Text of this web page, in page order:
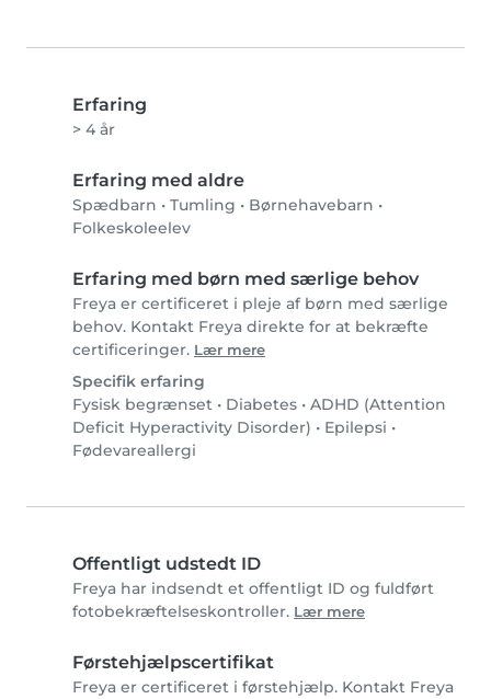
Erfaring
> 4 år
Erfaring med aldre
Spædbarn • Tumling • Børnehavebarn •
Folkeskoleelev
Erfaring med børn med særlige behov
Freya er certificeret i pleje af børn med særlige
behov. Kontakt Freya direkte for at bekræfte
certificeringer. Lær mere
Specifik erfaring
Fysisk begrænset • Diabetes • ADHD (Attention
Deficit Hyperactivity Disorder) • Epilepsi •
Fødevareallergi
Offentligt udstedt ID
Freya har indsendt et offentligt ID og fuldført
fotobekræftelseskontroller. Lær mere
Førstehjælpscertifikat
Freya er certificeret i førstehjælp. Kontakt Freya